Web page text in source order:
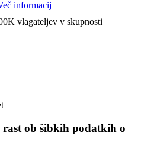
informacij
vlagateljev v skupnosti
ob šibkih podatkih o